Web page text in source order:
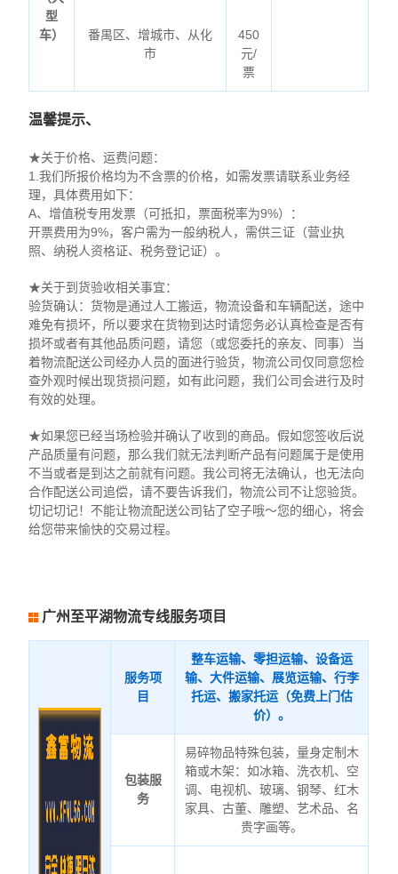
型
车）
番禺区、增城市、从化
市
450
元/
票
温馨提示、
★关于价格、运费问题：
1.我们所报价格均为不含票的价格，如需发票请联系业务经
理，具体费用如下：
A、增值税专用发票（可抵扣，票面税率为9%）：
开票费用为9%，客户需为一般纳税人，需供三证（营业执
照、纳税人资格证、税务登记证）。
★关于到货验收相关事宜：
验货确认：货物是通过人工搬运，物流设备和车辆配送，途中
难免有损坏，所以要求在货物到达时请您务必认真检查是否有
损坏或者有其他品质问题，请您（或您委托的亲友、同事）当
着物流配送公司经办人员的面进行验货，物流公司仅同意您检
查外观时候出现货损问题，如有此问题，我们公司会进行及时
有效的处理。
★如果您已经当场检验并确认了收到的商品。假如您签收后说
产品质量有问题，那么我们就无法判断产品有问题属于是使用
不当或者是到达之前就有问题。我公司将无法确认，也无法向
合作配送公司追偿，请不要告诉我们，物流公司不让您验货。
切记切记！不能让物流配送公司钻了空子哦～您的细心，将会
给您带来愉快的交易过程。
广州至平湖物流专线服务项目
服务项
目
整车运输、零担运输、设备运
输、大件运输、展览运输、行李
托运、搬家托运（免费上门估
价）。
包装服
务
易碎物品特殊包装，量身定制木
箱或木架：如冰箱、洗衣机、空
调、电视机、玻璃、钢琴、红木
家具、古董、雕塑、艺术品、名
贵字画等。